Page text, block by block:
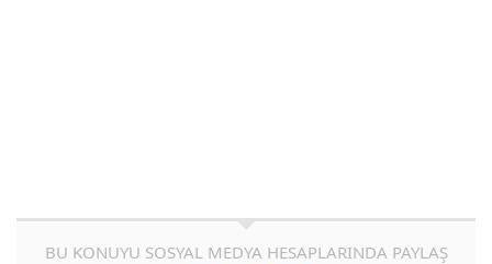
BU KONUYU SOSYAL MEDYA HESAPLARINDA PAYLAŞ